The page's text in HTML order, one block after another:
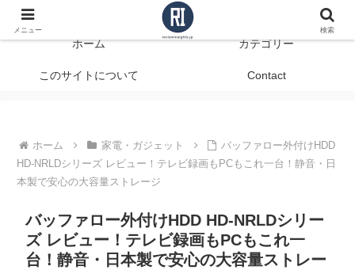
データで見る、本当に役立つ商品レビュー
ホーム カテゴリー
このサイトについて Contact
ホーム 家電・ガジェット
バッファロー外付けHDD
HD-NRLDシリーズ レビュー！テレビ録画もPCもこれ一台！静音・日
本製で安心の大容量ストレージ
バッファロー外付けHDD HD-NRLDシリー
ズ レビュー！テレビ録画もPCもこれ一
台！静音・日本製で安心の大容量ストレー
メニュー 検索